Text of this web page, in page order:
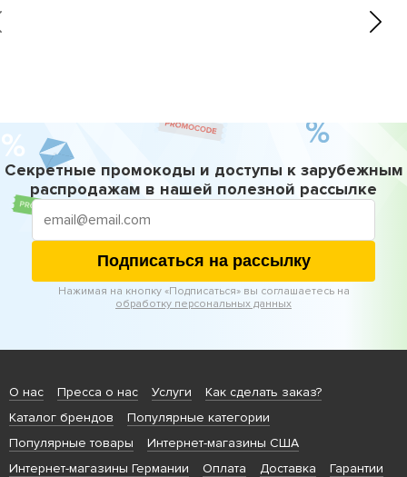
Секретные промокоды и доступы к зарубежным
распродажам в нашей полезной рассылке
Подписаться на рассылку
Нажимая на кнопку «Подписаться» вы соглашаетесь на
обработку персональных данных
О нас Пресса о нас Услуги
Как сделать заказ?
Каталог брендов
Популярные категории
Популярные товары
Интернет-магазины США
Интернет-магазины Германии
Оплата Доставка
Гарантии